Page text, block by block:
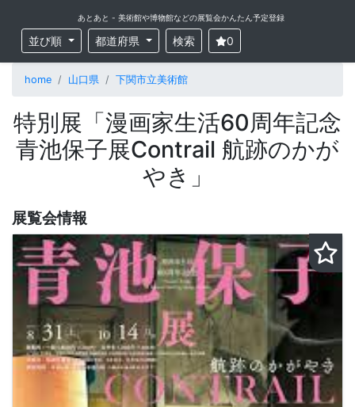
あとあと - 美術館や博物館などの展覧会かんたん予定登録
並び順 都道府県 検索 0
home 山口県 下関市立美術館
特別展「漫画家生活60周年記念
青池保子展Contrail 航跡のかが
やき」
展覧会情報